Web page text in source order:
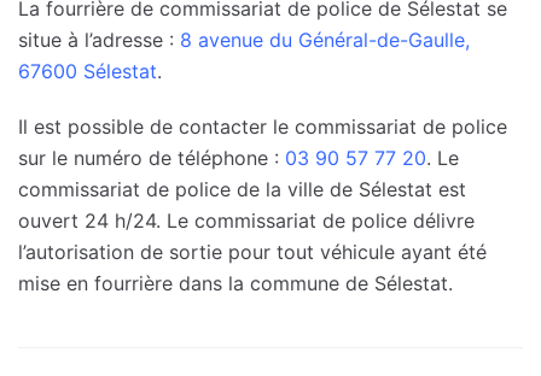
La fourrière de commissariat de police de Sélestat se
situe à l’adresse : 8 avenue du Général-de-Gaulle,
67600 Sélestat.
Il est possible de contacter le commissariat de police
sur le numéro de téléphone : 03 90 57 77 20. Le
commissariat de police de la ville de Sélestat est
ouvert 24 h/24. Le commissariat de police délivre
l’autorisation de sortie pour tout véhicule ayant été
mise en fourrière dans la commune de Sélestat.